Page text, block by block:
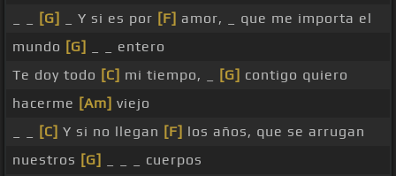
[G] _ Y si es por [F] amor, _ que me importa el
mundo [G]
_ _ entero
Te doy todo [C] mi tiempo, _ [G] contigo quiero
hacerme [Am] viejo
[C] Y si no llegan [F] los años, que se arrugan
nuestros [G]
_ _ _ cuerpos